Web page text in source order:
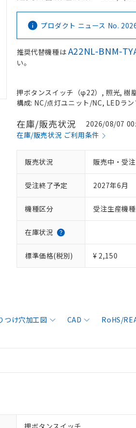
プロダクト ニュース No.
推奨代替機種はA22NL-BNM-
い。
押ボタンスイッチ（φ22）, 照光, 樹
構成: NC/点灯ユニット/NC, LEDラ
在庫/販売状況
2026/08/07
在庫/販売状況 ご利用条件
販売状況 販売中・受
受注終了予定 2027年6月
機種区分 受注生産機種
在庫状況
標準価格(税別) ¥ 2,150
つけ穴加工図 CAD RoHS/
押ボタンスイッチ